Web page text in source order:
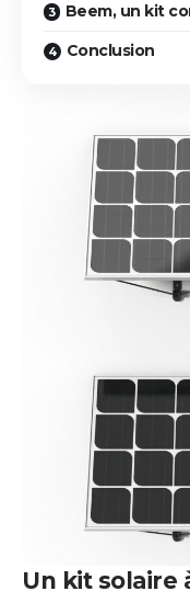
Beem, un kit
Conclusion
Un kit solaire